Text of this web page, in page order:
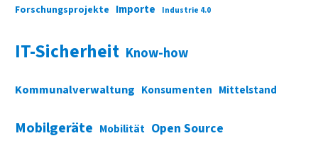
Forschungsprojekte Importe Industrie 4.0
IT-Sicherheit Know-how
Kommunalverwaltung Konsumenten Mittelstand
Mobilgeräte Mobilität Open Source